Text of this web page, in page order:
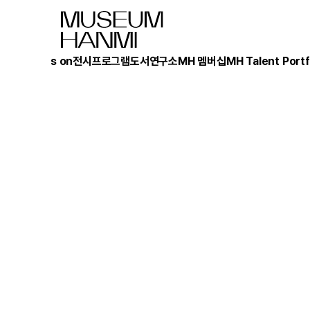
What's on전시 프로그램도서 연구소MH 멤버십MH Talent